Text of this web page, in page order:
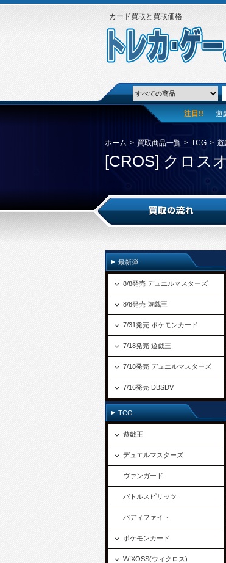
カード買取と買取価格
注目!! 遊
ホーム > 買取商品一覧 > TCG > 遊
[CROS] クロス
最新弾
8/8発売 デュエルマスターズ
8/8発売 遊戯王
7/31発売 ポケモンカード
7/18発売 遊戯王
7/18発売 デュエルマスターズ
7/16発売 DBSDV
TCG
遊戯王
デュエルマスターズ
ヴァンガード
バトルスピリッツ
バディファイト
ポケモンカード
WIXOSS(ウィクロス)